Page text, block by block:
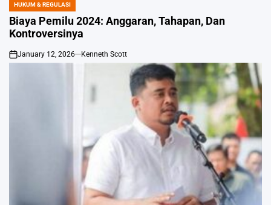
POSTED
IN
HUKUM & REGULASI
Biaya Pemilu 2024: Anggaran, Tahapan, Dan
Kontroversinya
on
January 12, 2026 Kenneth Scott